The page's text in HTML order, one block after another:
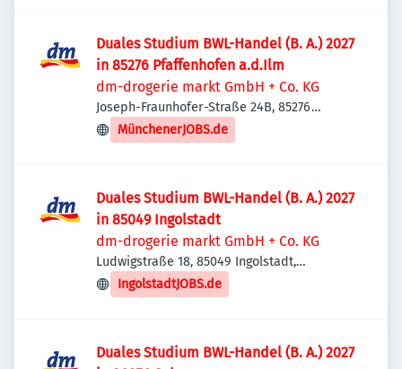
Duales Studium BWL-Handel (B. A.) 2027
in 85276 Pfaffenhofen a.d.Ilm
dm-drogerie markt GmbH + Co. KG
Joseph-Fraunhofer-Straße 24B, 85276
Pfaffenhofen an der Ilm, Deutschland
MünchenerJOBS.de
Duales Studium BWL-Handel (B. A.) 2027
in 85049 Ingolstadt
dm-drogerie markt GmbH + Co. KG
Ludwigstraße 18, 85049 Ingolstadt,
Deutschland
IngolstadtJOBS.de
Duales Studium BWL-Handel (B. A.) 2027